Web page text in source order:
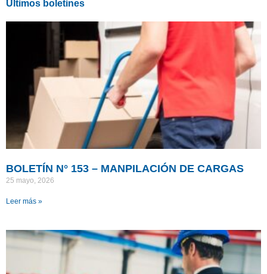
Últimos boletines
BOLETÍN N° 153 – MANPILACIÓN DE CARGAS
25 mayo, 2026
Leer más »